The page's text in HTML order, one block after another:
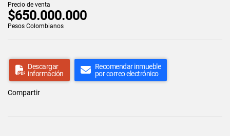
Precio de venta
$650.000.000
Pesos Colombianos
Descargar
información
Recomendar inmueble
por correo electrónico
Compartir